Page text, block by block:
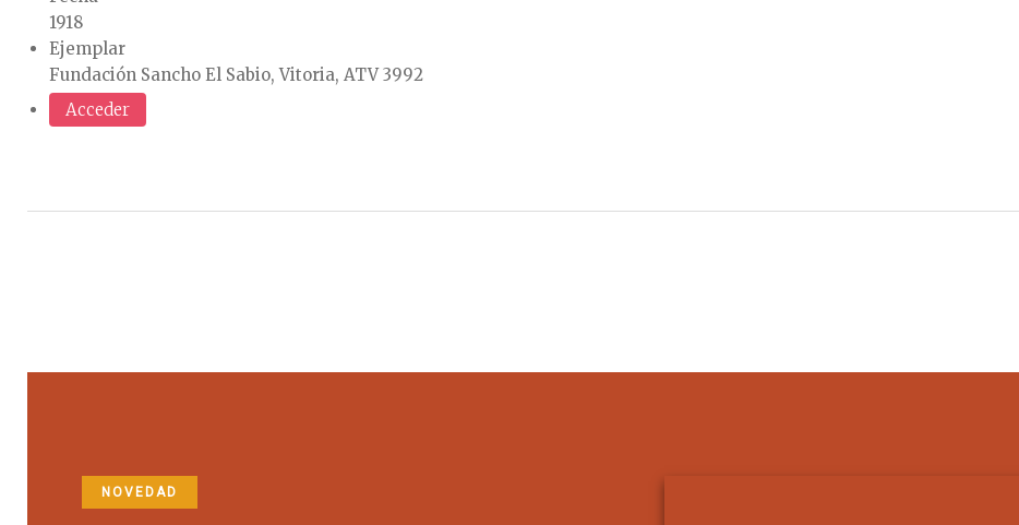
1918
Ejemplar
Fundación Sancho El Sabio, Vitoria, ATV 3992
Acceder
NOVEDAD